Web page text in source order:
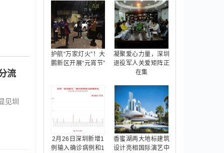
流
见圳
护航“万家灯火”！大
鹏新区开展“元宵节”
凝聚爱心力量，深圳
退役军人关爱矩阵正
在集
2月26日深圳新增1
例输入确诊病例和1
香蜜湖两大地标建筑
设计亮相国际演艺中